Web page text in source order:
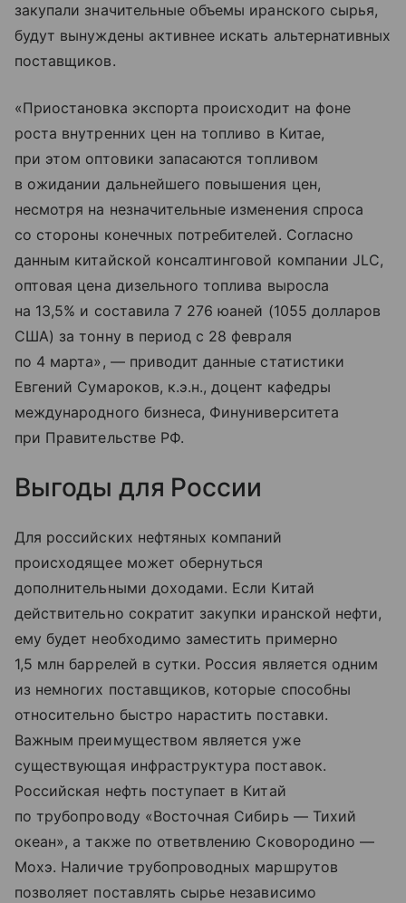
закупали значительные объемы иранского сырья,
будут вынуждены активнее искать альтернативных
поставщиков.
«Приостановка экспорта происходит на фоне
роста внутренних цен на топливо в Китае,
при этом оптовики запасаются топливом
в ожидании дальнейшего повышения цен,
несмотря на незначительные изменения спроса
со стороны конечных потребителей. Согласно
данным китайской консалтинговой компании JLC,
оптовая цена дизельного топлива выросла
на 13,5% и составила 7 276 юаней (1055 долларов
США) за тонну в период с 28 февраля
по 4 марта», — приводит данные статистики
Евгений Сумароков, к.э.н., доцент кафедры
международного бизнеса, Финуниверситета
при Правительстве РФ.
Выгоды для России
Для российских нефтяных компаний
происходящее может обернуться
дополнительными доходами. Если Китай
действительно сократит закупки иранской нефти,
ему будет необходимо заместить примерно
1,5 млн баррелей в сутки. Россия является одним
из немногих поставщиков, которые способны
относительно быстро нарастить поставки.
Важным преимуществом является уже
существующая инфраструктура поставок.
Российская нефть поступает в Китай
по трубопроводу «Восточная Сибирь — Тихий
океан», а также по ответвлению Сковородино —
Мохэ. Наличие трубопроводных маршрутов
позволяет поставлять сырье независимо